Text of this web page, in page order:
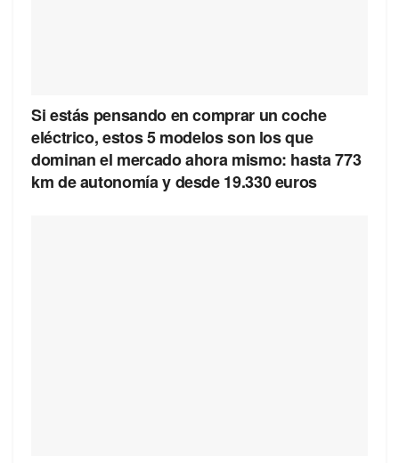
Si estás pensando en comprar un coche
eléctrico, estos 5 modelos son los que
dominan el mercado ahora mismo: hasta 773
km de autonomía y desde 19.330 euros